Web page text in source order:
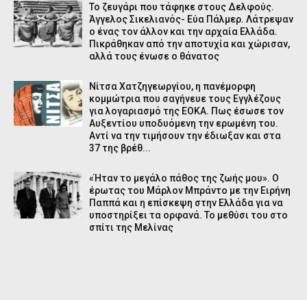
Το ζευγάρι που τάφηκε στους Δελφούς.
Άγγελος Σικελιανός- Εύα Πάλμερ. Λάτρεψαν
ο ένας τον άλλον και την αρχαία Ελλάδα.
Πικράθηκαν από την αποτυχία και χώρισαν,
αλλά τους ένωσε ο θάνατος
Νίτσα Χατζηγεωργίου, η πανέμορφη
κομμώτρια που σαγήνευε τους Εγγλέζους
για λογαριασμό της ΕΟΚΑ. Πως έσωσε τον
Αυξεντίου υποδυόμενη την ερωμένη του.
Αντί να την τιμήσουν την έδιωξαν και στα
37 της βρέθ...
«Ήταν το μεγάλο πάθος της ζωής μου». Ο
έρωτας του Μάρλον Μπράντο με την Ειρήνη
Παππά και η επίσκεψη στην Ελλάδα για να
υποστηρίξει τα ορφανά. Το μεθύσι του στο
σπίτι της Μελίνας